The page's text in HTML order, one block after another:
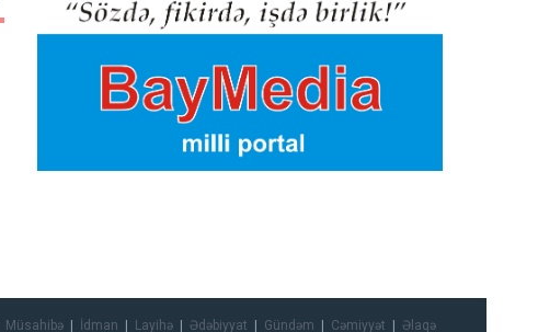
Müsahibə İdman Layihə Ədəbiyyat Gündəm Cəmiyyət Əlaqə